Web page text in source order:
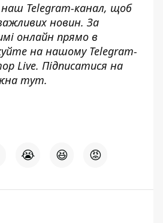
наш Telegram-канал, щоб
новин. За
онлайн прямо в
на нашому Telegram-
Live. Підписатися на
тут.
😭 😆 😡